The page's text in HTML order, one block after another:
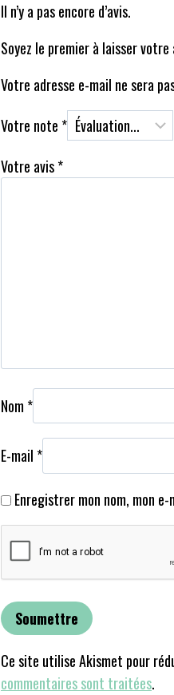
Il n’y a pas encore d’avis.
Soyez le premier à laisser votre
Votre adresse e-mail ne sera
Votre note *
Votre avis*
Nom *
E-mail *
Enregistrer mon nom, mon
Ce site utilise Akismet pour
commentaires sont traitées.